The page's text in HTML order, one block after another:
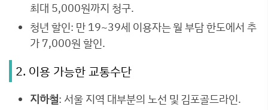
최대 5,000원까지 청구.
청년 할인: 만 19~39세 이용자는 월 부담 한도에서 추
가 7,000원 할인.
2. 이용 가능한 교통수단
지하철: 서울 지역 대부분의 노선 및 김포골드라인.